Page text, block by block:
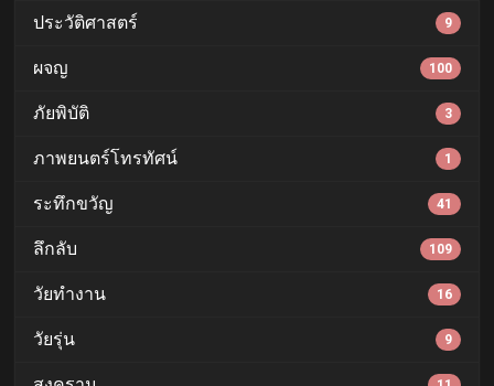
ประวัติศาสตร์ 9
ผจญ 100
ภัยพิบัติ 3
ภาพยนตร์โทรทัศน์ 1
ระทึกขวัญ 41
ลึกลับ 109
วัยทำงาน 16
วัยรุ่น 9